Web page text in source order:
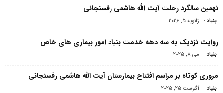
نهمین سالگرد رحلت آیت الله هاشمی رفسنجانی
بنیاد- ژانویه 5, 2026
روایت نزدیک به سه دهه خدمت بنیاد امور بیماری های خاص
بنیاد- می 8, 2025
مروری کوتاه بر مراسم افتتاح بیمارستان آیت الله هاشمی‌ رفسنجانی
بنیاد- آگوست 25, 2025